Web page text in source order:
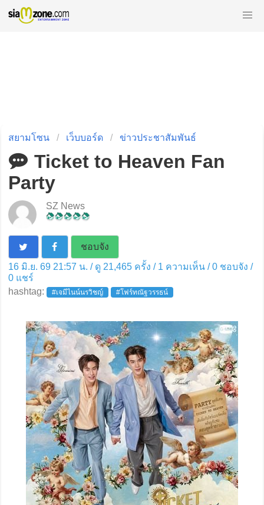
สยามโซน เว็บบอร์ด ข่าวประชาสัมพันธ์
Ticket to Heaven Fan
Party
SZ News
ชอบจัง
16 มิ.ย. 69 21:57 น. / ดู 21,465 ครั้ง / 1 ความเห็น /0ชอบจัง /
0แชร์
hashtag:
#เจมีไนน์นรวิชญ์ #โฟร์ทณัฐวรรธน์